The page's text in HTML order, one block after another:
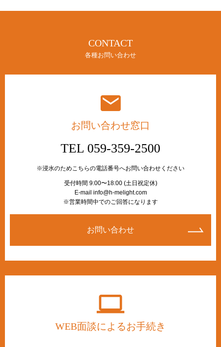
CONTACT
各種お問い合わせ
お問い合わせ窓口
TEL 059-359-2500
※浸水のためこちらの電話番号へお問い合わせください
受付時間 9:00〜18:00 (土日祝定休)
E-mail info@h-melight.com
※営業時間中でのご回答になります
お問い合わせ
WEB面談によるお手続き